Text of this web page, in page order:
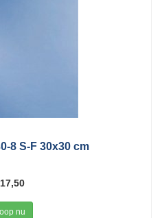
8 S-F 30x30 cm
nu